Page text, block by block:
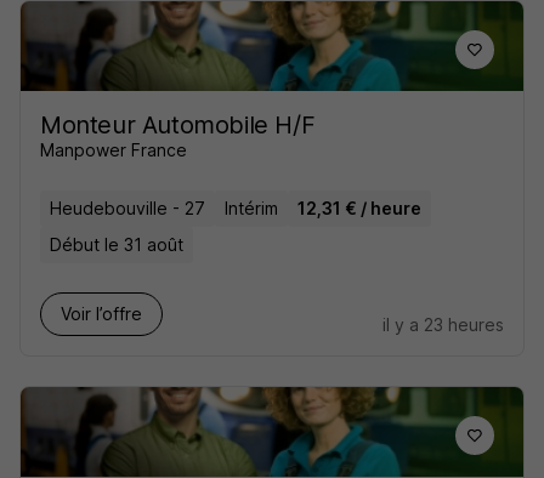
Monteur Automobile H/F
Manpower France
Heudebouville - 27 Intérim
12,31 € / heure
Début le 31 août
Voir l’offre
il y a 23 heures